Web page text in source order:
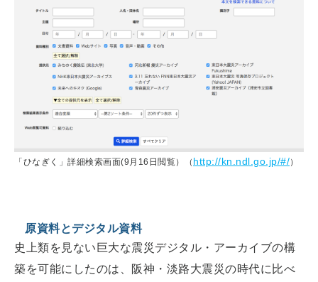
「ひなぎく」詳細検索画面(9月16日閲覧）（ http://kn.ndl.go.jp/#/）
原資料とデジタル資料
史上類を見ない巨大な震災デジタル・アーカイブの構
築を可能にしたのは、阪神・淡路大震災の時代に比べ